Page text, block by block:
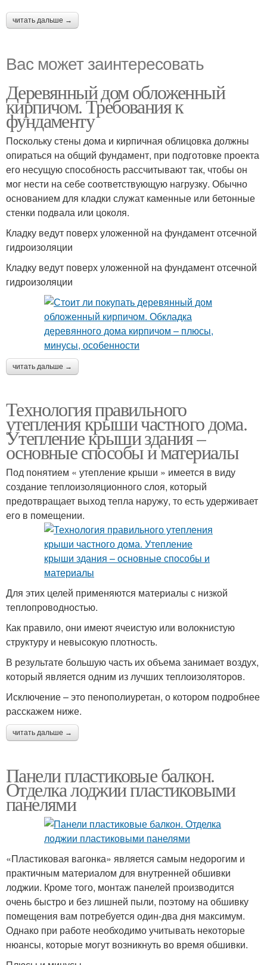
читать дальше →
Вас может заинтересовать
Деревянный дом обложенный
кирпичом. Требования к
фундаменту
Поскольку стены дома и кирпичная облицовка должны
опираться на общий фундамент, при подготовке проекта
его несущую способность рассчитывают так, чтобы он
мог нести на себе соответствующую нагрузку. Обычно
основанием для кладки служат каменные или бетонные
стенки подвала или цоколя.
Кладку ведут поверх уложенной на фундамент отсечной
гидроизоляции
Кладку ведут поверх уложенной на фундамент отсечной
гидроизоляции
читать дальше →
Технология правильного
утепления крыши частного дома.
Утепление крыши здания –
основные способы и материалы
Под понятием « утепление крыши » имеется в виду
создание теплоизоляционного слоя, который
предотвращает выход тепла наружу, то есть удерживает
его в помещении.
Для этих целей применяются материалы с низкой
теплопроводностью.
Как правило, они имеют ячеистую или волокнистую
структуру и невысокую плотность.
В результате большую часть их объема занимает воздух,
который является одним из лучших теплоизоляторов.
Исключение – это пенополиуретан, о котором подробнее
расскажем ниже.
читать дальше →
Панели пластиковые балкон.
Отделка лоджии пластиковыми
панелями
«Пластиковая вагонка» является самым недорогим и
практичным материалом для внутренней обшивки
лоджии. Кроме того, монтаж панелей производится
очень быстро и без лишней пыли, поэтому на обшивку
помещения вам потребуется один-два дня максимум.
Однако при работе необходимо учитывать некоторые
нюансы, которые могут возникнуть во время обшивки.